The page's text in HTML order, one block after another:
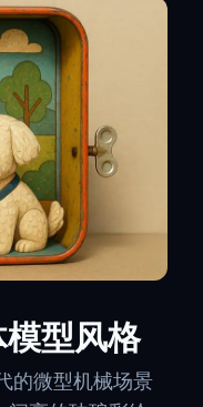
型风格
的微型机械场景